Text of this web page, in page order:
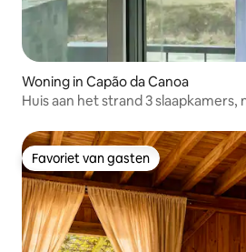
Woning in Capão da Canoa
Huis aan het strand 3 slaapkamers,
Favoriet van gasten
Favoriet van gasten